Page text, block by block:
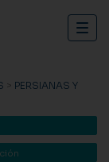
> PERSIANAS Y